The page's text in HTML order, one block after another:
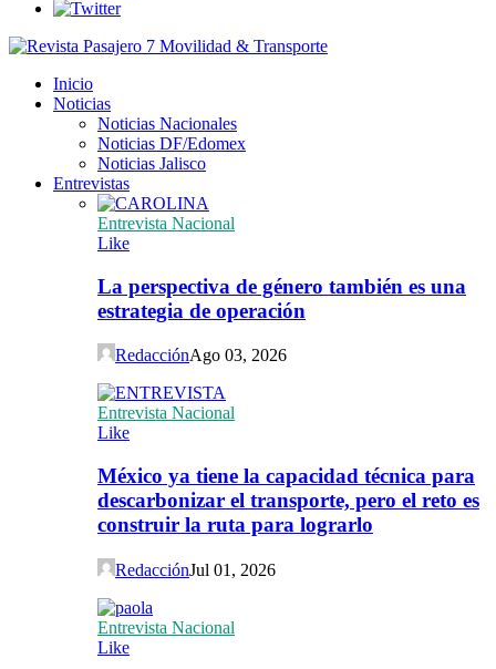
Inicio
Noticias
Noticias Nacionales
Noticias DF/Edomex
Noticias Jalisco
Entrevistas
Entrevista Nacional
Like
La perspectiva de género también es una
estrategia de operación
RedacciónAgo 03, 2026
Entrevista Nacional
Like
México ya tiene la capacidad técnica para
descarbonizar el transporte, pero el reto es
construir la ruta para lograrlo
RedacciónJul 01, 2026
Entrevista Nacional
Like